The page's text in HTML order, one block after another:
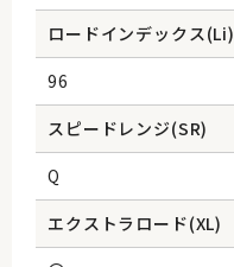
ロードインデックス(Li)
96
スピードレンジ(SR)
Q
エクストラロード(XL)